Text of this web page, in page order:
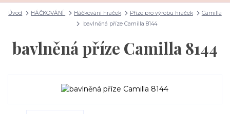
Úvod HÁČKOVÁNÍ Háčkování hraček Příze pro výrobu hraček
Camilla
bavlněná příze Camilla 8144
bavlněná příze Camilla 8144